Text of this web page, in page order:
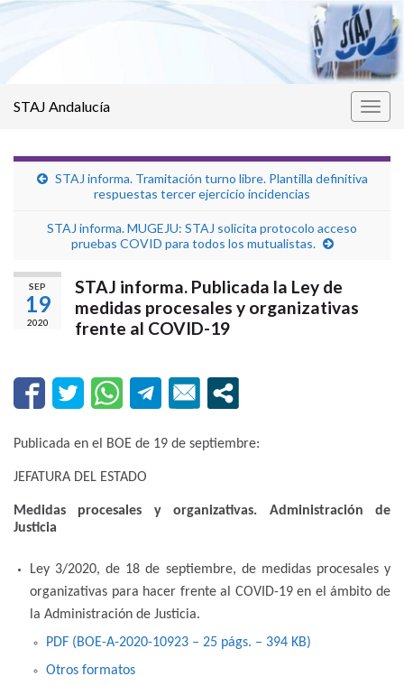
STAJ Andalucía
STAJ informa. Tramitación turno libre. Plantilla definitiva
respuestas tercer ejercicio incidencias
STAJ informa. MUGEJU: STAJ solicita protocolo acceso
pruebas COVID para todos los mutualistas.
SEP
19
2020
STAJ informa. Publicada la Ley de
medidas procesales y organizativas
frente al COVID-19
Publicada en el BOE de 19 de septiembre:
JEFATURA DEL ESTADO
Medidas procesales y organizativas. Administración de
Justicia
Ley 3/2020, de 18 de septiembre, de medidas procesales y
organizativas para hacer frente al COVID-19 en el ámbito de
la Administración de Justicia.
PDF (BOE-A-2020-10923 – 25 págs. – 394 KB)
Otros formatos